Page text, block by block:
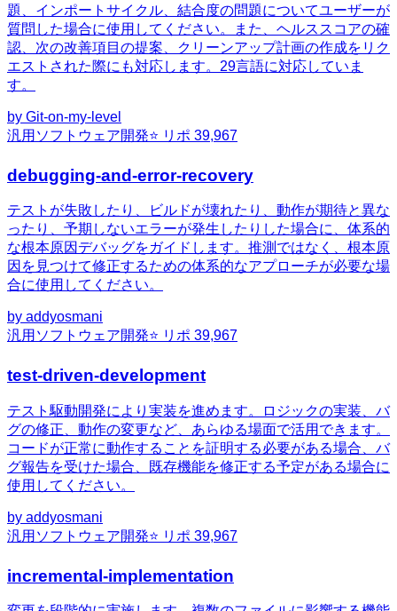
題、インポートサイクル、結合度の問題についてユーザーが
質問した場合に使用してください。また、ヘルススコアの確
認、次の改善項目の提案、クリーンアップ計画の作成をリク
エストされた際にも対応します。29言語に対応していま
す。
by Git-on-my-level
汎用 ソフトウェア開発⭐ リポ 39,967
debugging-and-error-recovery
テストが失敗したり、ビルドが壊れたり、動作が期待と異な
ったり、予期しないエラーが発生したりした場合に、体系的
な根本原因デバッグをガイドします。推測ではなく、根本原
因を見つけて修正するための体系的なアプローチが必要な場
合に使用してください。
by addyosmani
汎用 ソフトウェア開発⭐ リポ 39,967
test-driven-development
テスト駆動開発により実装を進めます。ロジックの実装、バ
グの修正、動作の変更など、あらゆる場面で活用できます。
コードが正常に動作することを証明する必要がある場合、バ
グ報告を受けた場合、既存機能を修正する予定がある場合に
使用してください。
by addyosmani
汎用 ソフトウェア開発⭐ リポ 39,967
incremental-implementation